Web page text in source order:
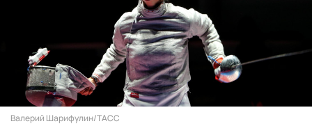
Валерий Шарифулин/ТАСС